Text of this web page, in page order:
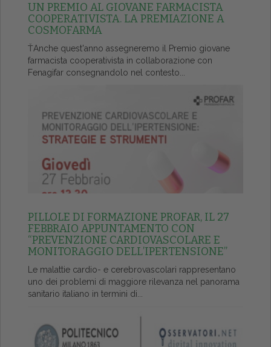
UN PREMIO AL GIOVANE FARMACISTA
COOPERATIVISTA. LA PREMIAZIONE A
COSMOFARMA
ŤAnche quest'anno assegneremo il Premio giovane
farmacista cooperativista in collaborazione con
Fenagifar consegnandolo nel contesto...
PILLOLE DI FORMAZIONE PROFAR, IL 27
FEBBRAIO APPUNTAMENTO CON
“PREVENZIONE CARDIOVASCOLARE E
MONITORAGGIO DELL’IPERTENSIONE”
Le malattie cardio- e cerebrovascolari rappresentano
uno dei problemi di maggiore rilevanza nel panorama
sanitario italiano in termini di...